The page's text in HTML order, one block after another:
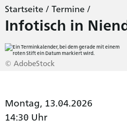
Startseite / Termine /
Infotisch in
© AdobeStock
Montag, 13.04.2026
14:30 Uhr